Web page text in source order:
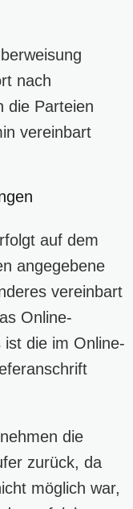
nach
die Parteien
vereinbart
auf dem
angegebene
vereinbart
Online-
die im Online-
die
zurück, da
möglich war,